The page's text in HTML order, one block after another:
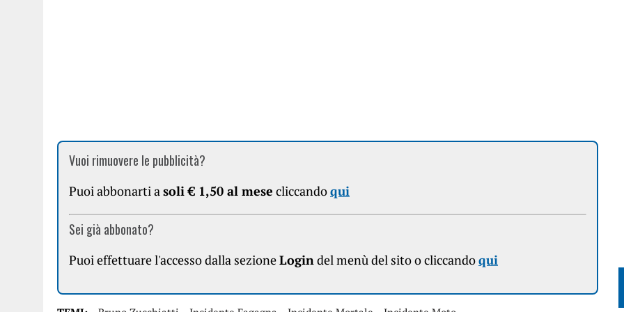
Vuoi rimuovere le pubblicità?
Puoi abbonarti asoli € 1,50 al mese cliccandoqui
Sei già abbonato?
Puoi effettuare l'accesso dalla sezioneLogindel menù del sito o cliccandoqui